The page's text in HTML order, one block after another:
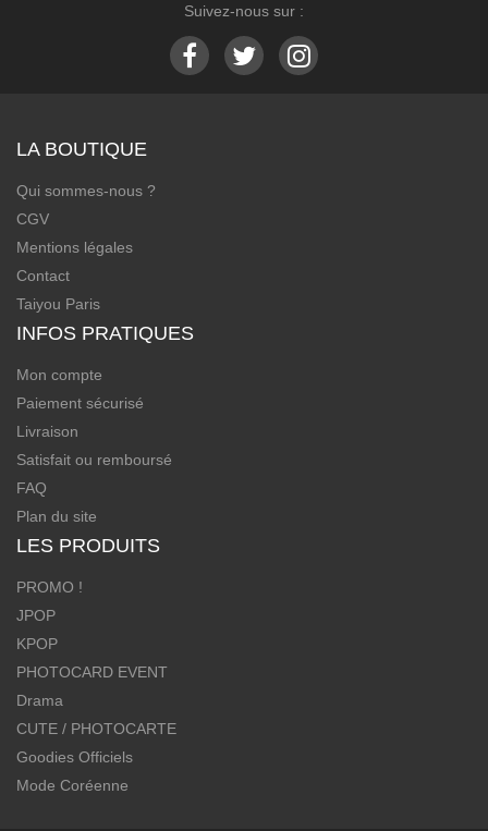
Suivez-nous sur :
LA BOUTIQUE
Qui sommes-nous ?
CGV
Mentions légales
Contact
Taiyou Paris
INFOS PRATIQUES
Mon compte
Paiement sécurisé
Livraison
Satisfait ou remboursé
FAQ
Plan du site
LES PRODUITS
PROMO !
JPOP
KPOP
PHOTOCARD EVENT
Drama
CUTE / PHOTOCARTE
Goodies Officiels
Mode Coréenne